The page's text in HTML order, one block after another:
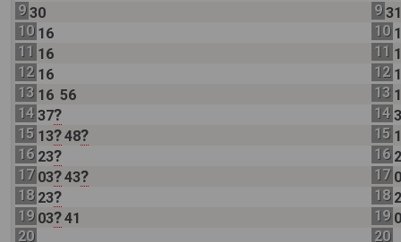
9 30
10 16
11 16
12 16
13 16 56
14 37?
15 13?48?
16 23?
17 03?43?
18 23?
19 03?41
20
9
10
11
12
13
14
15
16
17
18
19
20